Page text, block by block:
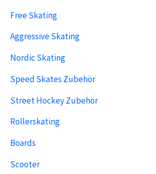
Free Skating
Aggressive Skating
Nordic Skating
Speed Skates Zubehör
Street Hockey Zubehör
Rollerskating
Boards
Scooter